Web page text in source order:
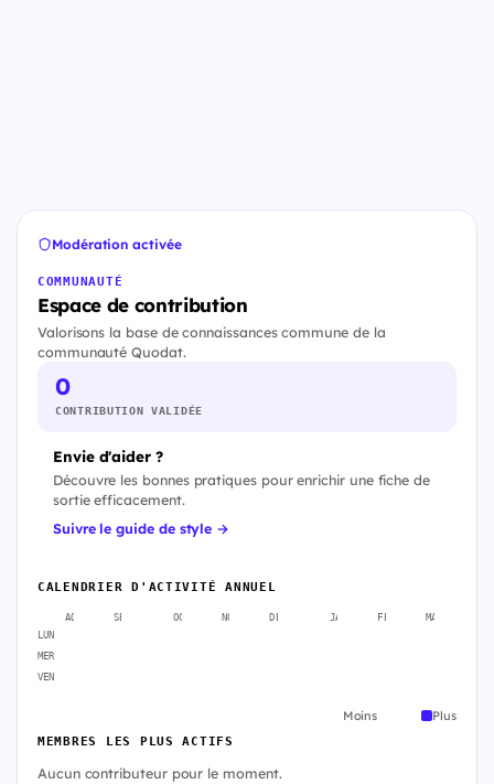
Modération activée
COMMUNAUTÉ
Espace de contribution
Valorisons la base de connaissances commune de la
communauté Quodat.
0
CONTRIBUTION VALIDÉE
Envie d'aider ?
Découvre les bonnes pratiques pour enrichir une fiche de
sortie efficacement.
Suivre le guide de style →
CALENDRIER D'ACTIVITÉ ANNUEL
AOÛT SEPT. OCT. NOV. DÉC. JANV. FÉVR. MARS
LUN
MER
VEN
Moins Plus
MEMBRES LES PLUS ACTIFS
Aucun contributeur pour le moment.